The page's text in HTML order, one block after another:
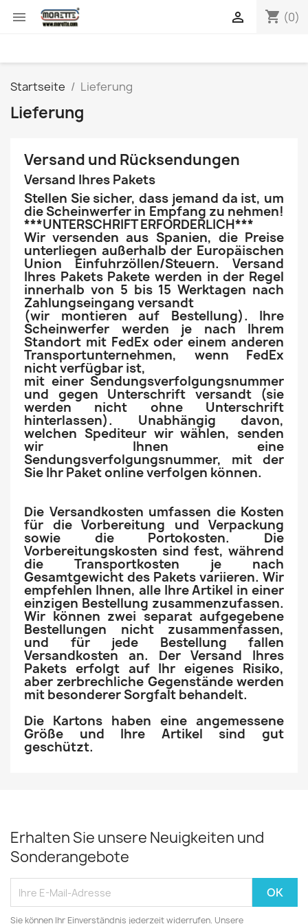
 shopping_cart (0)

Startseite Lieferung
Lieferung
Versand und Rücksendungen
Versand Ihres Pakets
Stellen Sie sicher, dass jemand da ist, um
die Scheinwerfer in Empfang zu nehmen!
***UNTERSCHRIFT ERFORDERLICH***
Wir versenden aus Spanien, die Preise
unterliegen außerhalb der Europäischen
Union Einfuhrzöllen/Steuern. Versand
Ihres Pakets Pakete werden in der Regel
innerhalb von 5 bis 15 Werktagen nach
Zahlungseingang versandt
(wir montieren auf Bestellung). Ihre
Scheinwerfer werden je nach Ihrem
Standort mit FedEx oder einem anderen
Transportunternehmen, wenn FedEx
nicht verfügbar ist,
mit einer Sendungsverfolgungsnummer
und gegen Unterschrift versandt (sie
werden nicht ohne Unterschrift
hinterlassen). Unabhängig davon,
welchen Spediteur wir wählen, senden
wir Ihnen eine
Sendungsverfolgungsnummer, mit der
Sie Ihr Paket online verfolgen können.
Die Versandkosten umfassen die Kosten
für die Vorbereitung und Verpackung
sowie die Portokosten. Die
Vorbereitungskosten sind fest, während
die Transportkosten je nach
Gesamtgewicht des Pakets variieren. Wir
empfehlen Ihnen, alle Ihre Artikel in einer
einzigen Bestellung zusammenzufassen.
Wir können zwei separat aufgegebene
Bestellungen nicht zusammenfassen,
und für jede Bestellung fallen
Versandkosten an. Der Versand Ihres
Pakets erfolgt auf Ihr eigenes Risiko,
aber zerbrechliche Gegenstände werden
mit besonderer Sorgfalt behandelt.
Die Kartons haben eine angemessene
Größe und Ihre Artikel sind gut
geschützt.
Erhalten Sie unsere Neuigkeiten und
Sonderangebote
Sie können Ihr Einverständnis jederzeit widerrufen. Unsere